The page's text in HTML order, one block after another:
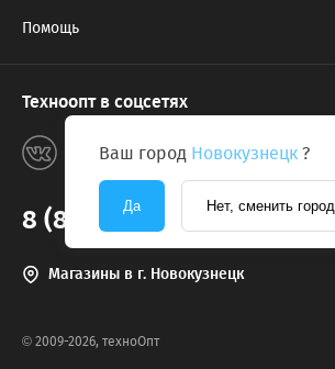
Ваш город Новокузнецк ?
Да Нет, сменить город
Помощь
Техноопт в соцсетях
8 (800) 775-2131
Магазины в г. Новокузнецк
© 2009-2026, техноОпт